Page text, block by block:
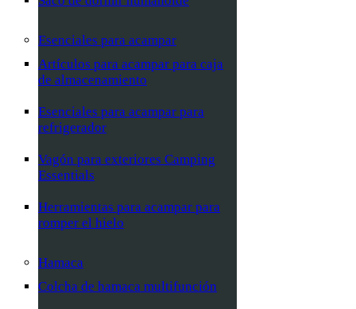
Esenciales para acampar
Artículos para acampar para caja
de almacenamiento
Esenciales para acampar para
refrigerador
Vagón para exteriores Camping
Essentials
Herramientas para acampar para
romper el hielo
Hamaca
Colcha de hamaca multifunción